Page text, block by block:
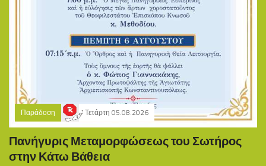
Παράδοση Τετάρτη 05.08.2026
Πανήγυρις Μεταμορφώσεως του Σωτήρος
στην Κάτω Βάθεια